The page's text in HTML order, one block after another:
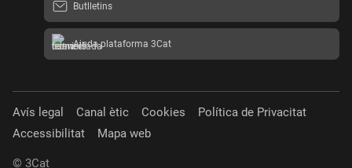
Butlletins
Ajuda plataforma 3Cat
Avís legal Canal ètic Cookies
Política de Privacitat
Accessibilitat
Mapa web
© 3Cat